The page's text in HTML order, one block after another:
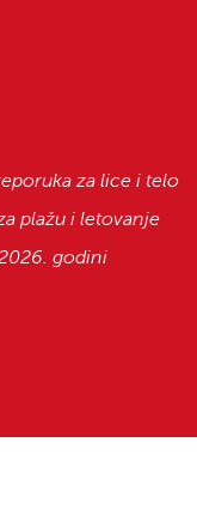
za lice i telo
plažu i letovanje
godini